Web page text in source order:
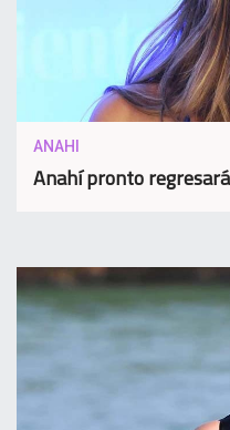
ANAHI
Anahí pronto